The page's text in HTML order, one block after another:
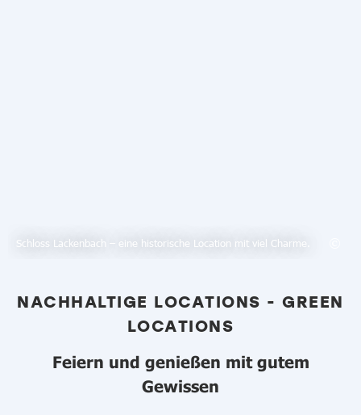
Schloss Lackenbach – eine historische Location mit viel Charme.
NACHHALTIGE LOCATIONS - GREEN
LOCATIONS
Feiern und genießen mit gutem
Gewissen